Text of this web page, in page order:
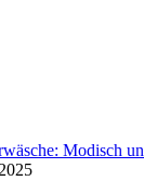
Modisch